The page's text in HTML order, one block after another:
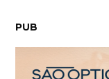
PUB